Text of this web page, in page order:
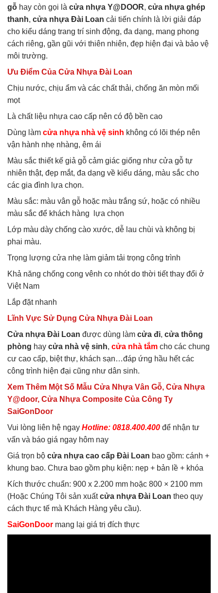
gỗ hay còn gọi là cửa nhựa Y@DOOR, cửa nhựa ghép
thanh, cửa nhựa Đài Loan cải tiến chính là lời giải đáp
cho kiểu dáng trang trí sinh động, đa dạng, mang phong
cách riêng, gần gũi với thiên nhiên, đẹp hiện đại và bảo vệ
môi trường.
Ưu Điểm Của Cửa Nhựa Đài Loan
Chịu nước, chịu ẩm và các chất thải, chống ăn mòn mối
mọt
Là chất liệu nhựa cao cấp nên có độ bền cao
Dùng làm cửa nhựa nhà vệ sinh không có lõi thép nên
vận hành nhẹ nhàng, êm ái
Màu sắc thiết kế giả gỗ cảm giác giống như cửa gỗ tự
nhiên thật, đẹp mắt, đa dạng về kiểu dáng, màu sắc cho
các gia đình lựa chọn.
Màu sắc: màu vân gỗ hoặc màu trắng sứ, hoặc có nhiều
màu sắc để khách hàng lựa chọn
Lớp màu dày chống cào xước, dễ lau chùi và không bị
phai màu.
Trọng lượng cửa nhẹ làm giảm tải trọng công trình
Khả năng chống cong vênh co nhót do thời tiết thay đổi ở
Việt Nam
Lắp đặt nhanh
Lĩnh Vực Sử Dụng Cửa Nhựa Đài Loan
Cửa nhựa Đài Loan được dùng làm cửa đi, cửa thông
phòng hay cửa nhà vệ sinh, cửa nhà tắm cho các chung
cư cao cấp, biệt thự, khách sạn…đáp ứng hầu hết các
công trình hiện đại cũng như dân sinh.
Xem Thêm Một Số Mẫu Cửa Nhựa Vân Gỗ, Cửa Nhựa
Y@door, Cửa Nhựa Composite Của Công Ty
SaiGonDoor
Vui lòng liên hệ ngay Hotline: 0818.400.400 để nhận tư
vấn và báo giá ngay hôm nay
Giá trọn bộ cửa nhựa cao cấp Đài Loan bao gồm: cánh +
khung bao. Chưa bao gồm phụ kiện: nẹp + bản lề + khóa
Kích thước chuẩn: 900 x 2.200 mm hoặc 800 × 2100 mm
(Hoặc Chúng Tôi sản xuấtcửa nhựa Đài Loan theo quy
cách thực tế mà Khách Hàng yêu cầu).
SaiGonDoor mang lại giá trị đích thực